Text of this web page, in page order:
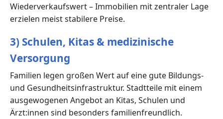
Wiederverkaufswert – Immobilien mit zentraler Lage
erzielen meist stabilere Preise.
3) Schulen, Kitas & medizinische
Versorgung
Familien legen großen Wert auf eine gute Bildungs-
und Gesundheitsinfrastruktur. Stadtteile mit einem
ausgewogenen Angebot an Kitas, Schulen und
Ärzt:innen sind besonders familienfreundlich.